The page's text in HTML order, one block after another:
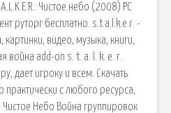
Чистое небо (2008) PC
руторг бесплатно. s.t.a.l.k.e.r. -
видео, музыка, книги,
война add-on s. t. a. l. k. e. r.
дает игроку и всем. Скачать
с любого ресурса,
Чистое Небо Война группировок